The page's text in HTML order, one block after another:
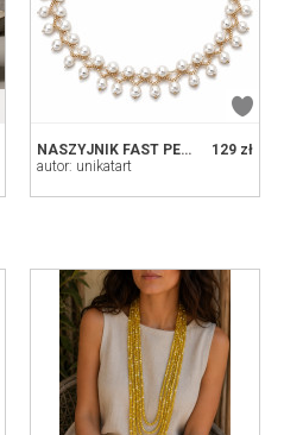
129 zł
NASZYJNIK FAST PEARL
autor: unikatart